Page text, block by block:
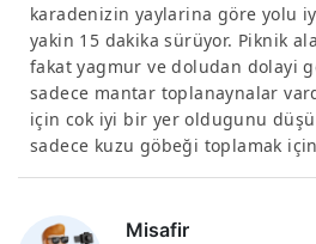
karadenizin yaylarina göre yolu
yakin 15 dakika sürüyor. Piknik
fakat yagmur ve doludan dolayi
sadece mantar toplanaynalar
için cok iyi bir yer oldugunu
sadece kuzu göbeği toplamak
Misafir